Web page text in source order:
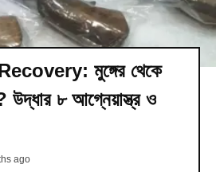
মুঙ্গের থেকে
উদ্ধার ৮ আগ্নেয়াস্ত্র ও
ago